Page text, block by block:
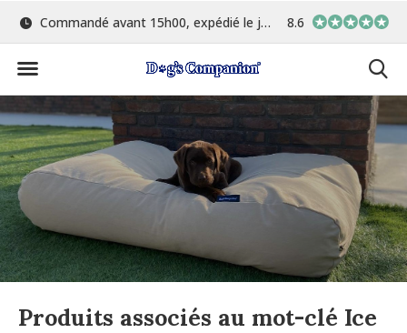
15h00, expédié le jour même Le plus grand choix de couleurs et de tissus
8.6
Produits associés au mot-clé Ice